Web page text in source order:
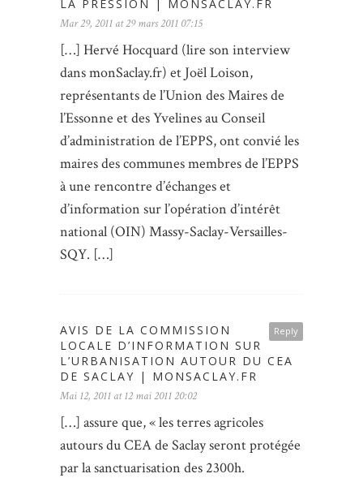
LA PRÉSSION | MONSACLAY.FR
Mar 29, 2011 at 29 mars 2011 07:15
[…] Hervé Hocquard (lire son interview
dans monSaclay.fr) et Joël Loison,
représentants de l’Union des Maires de
l’Essonne et des Yvelines au Conseil
d’administration de l’EPPS, ont convié les
maires des communes membres de l’EPPS
à une rencontre d’échanges et
d’information sur l’opération d’intérêt
national (OIN) Massy-Saclay-Versailles-
SQY. […]
Reply
AVIS DE LA COMMISSION
LOCALE D’INFORMATION SUR
L’URBANISATION AUTOUR DU CEA
DE SACLAY | MONSACLAY.FR
Mai 12, 2011 at 12 mai 2011 20:02
[…] assure que, « les terres agricoles
autours du CEA de Saclay seront protégée
par la sanctuarisation des 2300h.